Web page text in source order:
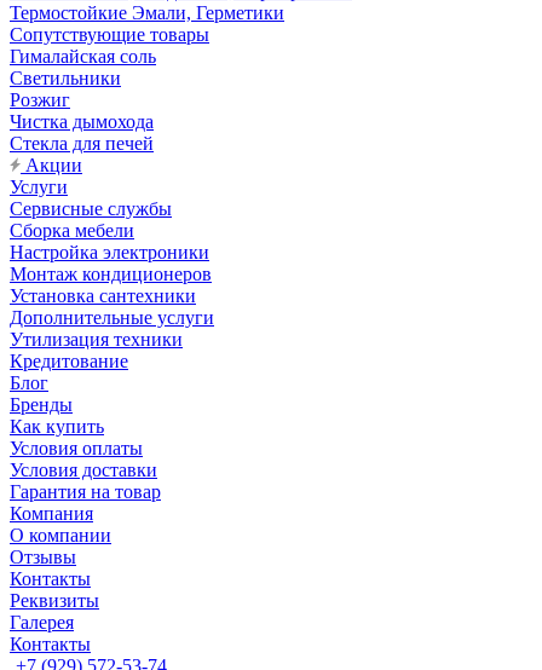
Термостойкие Эмали, Герметики
Сопутствующие товары
Гималайская соль
Светильники
Розжиг
Чистка дымохода
Стекла для печей
Акции
Услуги
Сервисные службы
Сборка мебели
Настройка электроники
Монтаж кондиционеров
Установка сантехники
Дополнительные услуги
Утилизация техники
Кредитование
Блог
Бренды
Как купить
Условия оплаты
Условия доставки
Гарантия на товар
Компания
О компании
Отзывы
Контакты
Реквизиты
Галерея
Контакты
+7 (929) 572-53-74